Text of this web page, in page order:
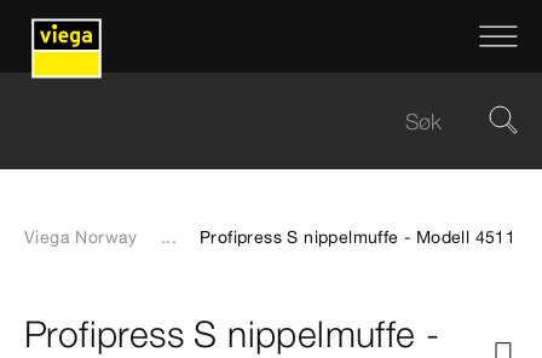
Viega Norway ... Profipress S nippelmuffe - Modell 4511
Profipress S nippelmuffe -